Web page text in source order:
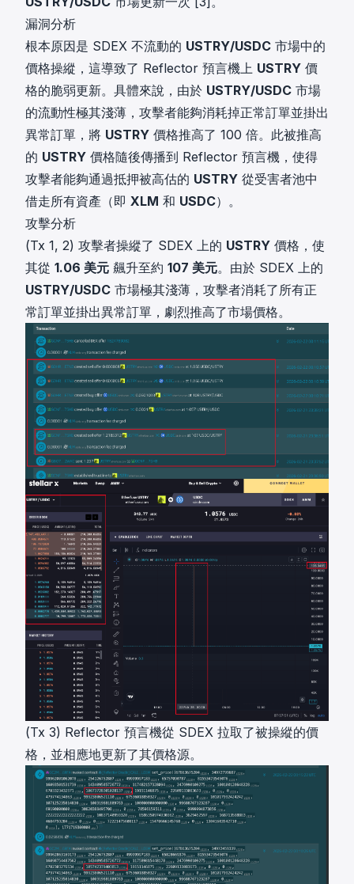
漏洞分析
根本原因是 SDEX 不流動的 USTRY/USDC 市場中的
價格操縱，這導致了 Reflector 預言機上 USTRY 價
格的脆弱更新。具體來說，由於 USTRY/USDC 市場
的流動性極其淺薄，攻擊者能夠消耗掉正常訂單並掛出
異常訂單，將 USTRY 價格推高了 100 倍。此被推高
的 USTRY 價格隨後傳播到 Reflector 預言機，使得
攻擊者能夠通過抵押被高估的 USTRY 從受害者池中
借走所有資產（即 XLM 和 USDC）。
攻擊分析
(Tx 1, 2) 攻擊者操縱了 SDEX 上的 USTRY 價格，使
其從 1.06 美元 飆升至約 107 美元。由於 SDEX 上的
USTRY/USDC 市場極其淺薄，攻擊者消耗了所有正
常訂單並掛出異常訂單，劇烈推高了市場價格。
(Tx 3) Reflector 預言機從 SDEX 拉取了被操縱的價
格，並相應地更新了其價格源。